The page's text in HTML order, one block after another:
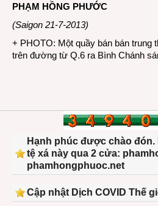
PHẠM HỒNG PHƯỚC
(Saigon 21-7-2013)
+ PHOTO: Một quầy bán bán trung
trên đường từ Q.6 ra Bình Chánh
Hạnh phúc được chào đón.
tệ xá này qua 2 cửa:
phamhongphuoc.net
Cập nhật Dịch COVID Thế